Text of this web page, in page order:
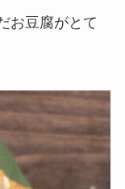
お豆腐がとて